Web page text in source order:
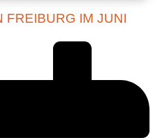
FREIBURG IM JUNI